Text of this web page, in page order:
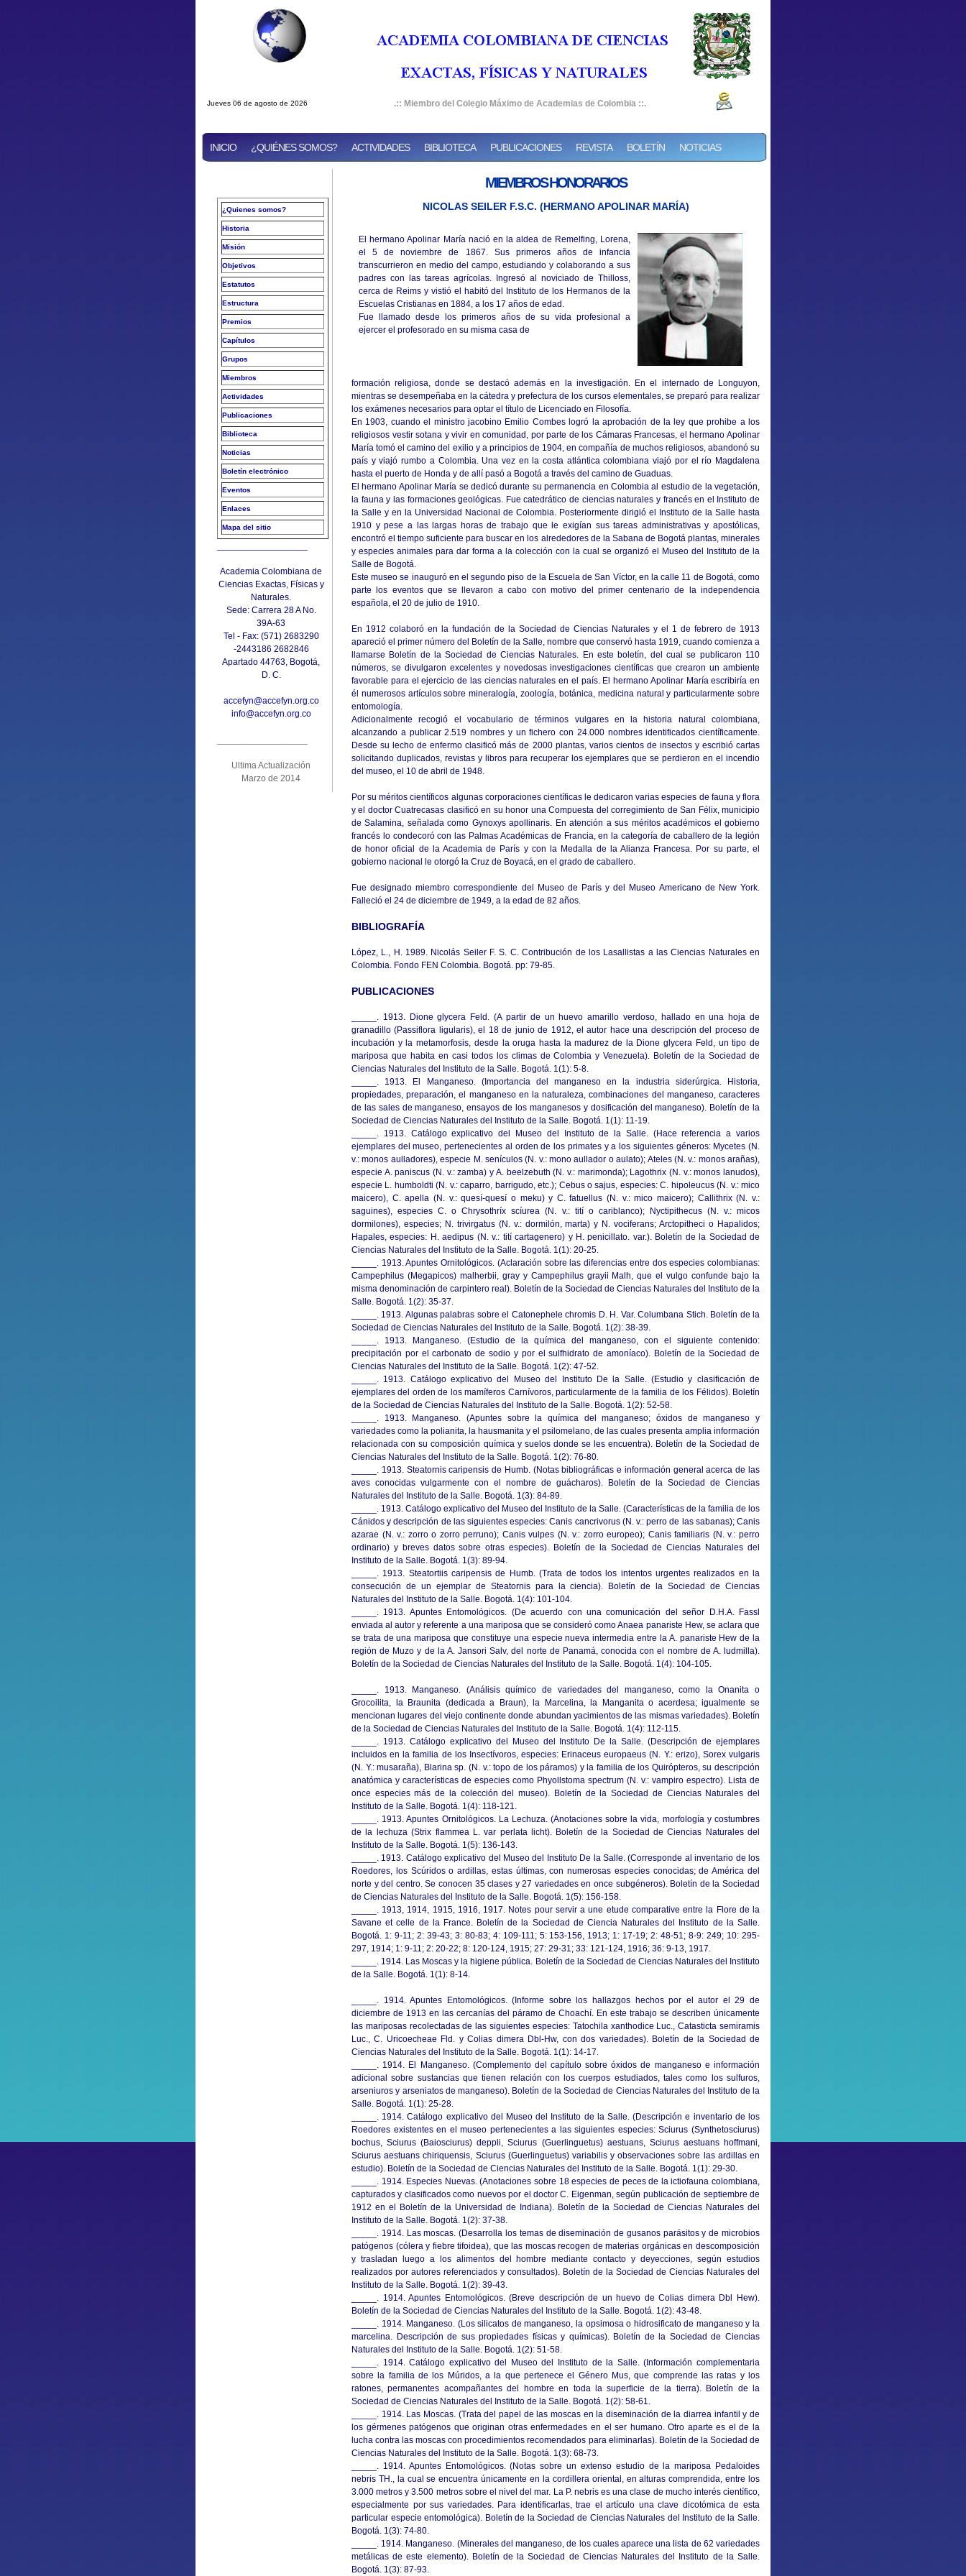
Jueves 06 de agosto de 2026 .:: Miembro del Colegio Máximo de Academias de Colombia ::.
INICIO ¿QUIÉNES SOMOS? ACTIVIDADES BIBLIOTECA PUBLICACIONES REVISTA BOLETÍN NOTICIAS
MIEMBROS HONORARIOS
NICOLAS SEILER F.S.C. (HERMANO APOLINAR MARÍA)
El hermano Apolinar María nació en la aldea de Remelfing, Lorena,
el 5 de noviembre de 1867. Sus primeros años de infancia
transcurrieron en medio del campo, estudiando y colaborando a sus
padres con las tareas agrícolas. Ingresó al noviciado de Thilloss,
cerca de Reims y vistió el habitó del Instituto de los Hermanos de la
Escuelas Cristianas en 1884, a los 17 años de edad.
Fue llamado desde los primeros años de su vida profesional a
ejercer el profesorado en su misma casa de
formación religiosa, donde se destacó además en la investigación. En el internado de Longuyon,
mientras se desempeñaba en la cátedra y prefectura de los cursos elementales, se preparó para realizar
los exámenes necesarios para optar el título de Licenciado en Filosofía.
En 1903, cuando el ministro jacobino Emilio Combes logró la aprobación de la ley que prohibe a los
religiosos vestir sotana y vivir en comunidad, por parte de los Cámaras Francesas, el hermano Apolinar
María tomó el camino del exilio y a principios de 1904, en compañía de muchos religiosos, abandonó su
país y viajó rumbo a Colombia. Una vez en la costa atlántica colombiana viajó por el río Magdalena
hasta el puerto de Honda y de allí pasó a Bogotá a través del camino de Guaduas.
El hermano Apolinar María se dedicó durante su permanencia en Colombia al estudio de la vegetación,
la fauna y las formaciones geológicas. Fue catedrático de ciencias naturales y francés en el Instituto de
la Salle y en la Universidad Nacional de Colombia. Posteriormente dirigió el Instituto de la Salle hasta
1910 y pese a las largas horas de trabajo que le exigían sus tareas administrativas y apostólicas,
encontró el tiempo suficiente para buscar en los alrededores de la Sabana de Bogotá plantas, minerales
y especies animales para dar forma a la colección con la cual se organizó el Museo del Instituto de la
Salle de Bogotá.
Este museo se inauguró en el segundo piso de la Escuela de San Víctor, en la calle 11 de Bogotá, como
parte los eventos que se llevaron a cabo con motivo del primer centenario de la independencia
española, el 20 de julio de 1910.
En 1912 colaboró en la fundación de la Sociedad de Ciencias Naturales y el 1 de febrero de 1913
apareció el primer número del Boletín de la Salle, nombre que conservó hasta 1919, cuando comienza a
llamarse Boletín de la Sociedad de Ciencias Naturales. En este boletín, del cual se publicaron 110
números, se divulgaron excelentes y novedosas investigaciones científicas que crearon un ambiente
favorable para el ejercicio de las ciencias naturales en el país. El hermano Apolinar María escribiría en
él numerosos artículos sobre mineralogía, zoología, botánica, medicina natural y particularmente sobre
entomología.
Adicionalmente recogió el vocabulario de términos vulgares en la historia natural colombiana,
alcanzando a publicar 2.519 nombres y un fichero con 24.000 nombres identificados científicamente.
Desde su lecho de enfermo clasificó más de 2000 plantas, varios cientos de insectos y escribió cartas
solicitando duplicados, revistas y libros para recuperar los ejemplares que se perdieron en el incendio
del museo, el 10 de abril de 1948.
Por su méritos científicos algunas corporaciones científicas le dedicaron varias especies de fauna y flora
y el doctor Cuatrecasas clasificó en su honor una Compuesta del corregimiento de San Félix, municipio
de Salamina, señalada como Gynoxys apollinaris. En atención a sus méritos académicos el gobierno
francés lo condecoró con las Palmas Académicas de Francia, en la categoría de caballero de la legión
de honor oficial de la Academia de París y con la Medalla de la Alianza Francesa. Por su parte, el
gobierno nacional le otorgó la Cruz de Boyacá, en el grado de caballero.
Fue designado miembro correspondiente del Museo de París y del Museo Americano de New York.
Falleció el 24 de diciembre de 1949, a la edad de 82 años.
BIBLIOGRAFÍA
López, L., H. 1989. Nicolás Seiler F. S. C. Contribución de los Lasallistas a las Ciencias Naturales en
Colombia. Fondo FEN Colombia. Bogotá. pp: 79-85.
PUBLICACIONES
_____. 1913. Dione glycera Feld. (A partir de un huevo amarillo verdoso, hallado en una hoja de
granadillo (Passiflora ligularis), el 18 de junio de 1912, el autor hace una descripción del proceso de
incubación y la metamorfosis, desde la oruga hasta la madurez de la Dione glycera Feld, un tipo de
mariposa que habita en casi todos los climas de Colombia y Venezuela). Boletín de la Sociedad de
Ciencias Naturales del Instituto de la Salle. Bogotá. 1(1): 5-8.
_____. 1913. El Manganeso. (Importancia del manganeso en la industria siderúrgica. Historia,
propiedades, preparación, el manganeso en la naturaleza, combinaciones del manganeso, caracteres
de las sales de manganeso, ensayos de los manganesos y dosificación del manganeso). Boletín de la
Sociedad de Ciencias Naturales del Instituto de la Salle. Bogotá. 1(1): 11-19.
_____. 1913. Catálogo explicativo del Museo del Instituto de la Salle. (Hace referencia a varios
ejemplares del museo, pertenecientes al orden de los primates y a los siguientes géneros: Mycetes (N.
v.: monos aulladores), especie M. senículos (N. v.: mono aullador o aulato); Ateles (N. v.: monos arañas),
especie A. paniscus (N. v.: zamba) y A. beelzebuth (N. v.: marimonda); Lagothrix (N. v.: monos lanudos),
especie L. humboldti (N. v.: caparro, barrigudo, etc.); Cebus o sajus, especies: C. hipoleucus (N. v.: mico
maicero), C. apella (N. v.: quesí-quesí o meku) y C. fatuellus (N. v.: mico maicero); Callithrix (N. v.:
saguines), especies C. o Chrysothríx scíurea (N. v.: tití o cariblanco); Nyctipithecus (N. v.: micos
dormilones), especies; N. trivirgatus (N. v.: dormilón, marta) y N. vociferans; Arctopitheci o Hapalidos;
Hapales, especies: H. aedipus (N. v.: tití cartagenero) y H. penicillato. var.). Boletín de la Sociedad de
Ciencias Naturales del Instituto de la Salle. Bogotá. 1(1): 20-25.
_____. 1913. Apuntes Ornitológicos. (Aclaración sobre las diferencias entre dos especies colombianas:
Campephilus (Megapicos) malherbii, gray y Campephilus grayii Malh, que el vulgo confunde bajo la
misma denominación de carpintero real). Boletín de la Sociedad de Ciencias Naturales del Instituto de la
Salle. Bogotá. 1(2): 35-37.
_____. 1913. Algunas palabras sobre el Catonephele chromis D. H. Var. Columbana Stich. Boletín de la
Sociedad de Ciencias Naturales del Instituto de la Salle. Bogotá. 1(2): 38-39.
_____. 1913. Manganeso. (Estudio de la química del manganeso, con el siguiente contenido:
precipitación por el carbonato de sodio y por el sulfhidrato de amoníaco). Boletín de la Sociedad de
Ciencias Naturales del Instituto de la Salle. Bogotá. 1(2): 47-52.
_____. 1913. Catálogo explicativo del Museo del Instituto De la Salle. (Estudio y clasificación de
ejemplares del orden de los mamíferos Carnívoros, particularmente de la familia de los Félidos). Boletín
de la Sociedad de Ciencias Naturales del Instituto de la Salle. Bogotá. 1(2): 52-58.
_____. 1913. Manganeso. (Apuntes sobre la química del manganeso; óxidos de manganeso y
variedades como la polianita, la hausmanita y el psilomelano, de las cuales presenta amplia información
relacionada con su composición química y suelos donde se les encuentra). Boletín de la Sociedad de
Ciencias Naturales del Instituto de la Salle. Bogotá. 1(2): 76-80.
_____. 1913. Steatornis caripensis de Humb. (Notas bibliográficas e información general acerca de las
aves conocidas vulgarmente con el nombre de guácharos). Boletín de la Sociedad de Ciencias
Naturales del Instituto de la Salle. Bogotá. 1(3): 84-89.
_____. 1913. Catálogo explicativo del Museo del Instituto de la Salle. (Características de la familia de los
Cánidos y descripción de las siguientes especies: Canis cancrivorus (N. v.: perro de las sabanas); Canis
azarae (N. v.: zorro o zorro perruno); Canis vulpes (N. v.: zorro europeo); Canis familiaris (N. v.: perro
ordinario) y breves datos sobre otras especies). Boletín de la Sociedad de Ciencias Naturales del
Instituto de la Salle. Bogotá. 1(3): 89-94.
_____. 1913. Steatortiis caripensis de Humb. (Trata de todos los intentos urgentes realizados en la
consecución de un ejemplar de Steatornis para la ciencia). Boletín de la Sociedad de Ciencias
Naturales del Instituto de la Salle. Bogotá. 1(4): 101-104.
_____. 1913. Apuntes Entomológicos. (De acuerdo con una comunicación del señor D.H.A. Fassl
enviada al autor y referente a una mariposa que se consideró como Anaea panariste Hew, se aclara que
se trata de una mariposa que constituye una especie nueva intermedia entre la A. panariste Hew de la
región de Muzo y de la A. Jansori Salv, del norte de Panamá, conocida con el nombre de A. ludmilla).
Boletín de la Sociedad de Ciencias Naturales del Instituto de la Salle. Bogotá. 1(4): 104-105.
_____. 1913. Manganeso. (Análisis químico de variedades del manganeso, como la Onanita o
Grocoilita, la Braunita (dedicada a Braun), la Marcelina, la Manganita o acerdesa; igualmente se
mencionan lugares del viejo continente donde abundan yacimientos de las mismas variedades). Boletín
de la Sociedad de Ciencias Naturales del Instituto de la Salle. Bogotá. 1(4): 112-115.
_____. 1913. Catálogo explicativo del Museo del Instituto De la Salle. (Descripción de ejemplares
incluidos en la familia de los Insectívoros, especies: Erinaceus europaeus (N. Y.: erizo), Sorex vulgaris
(N. Y.: musaraña), Blarina sp. (N. v.: topo de los páramos) y la familia de los Quirópteros, su descripción
anatómica y características de especies como Phyollstoma spectrum (N. v.: vampiro espectro). Lista de
once especies más de la colección del museo). Boletín de la Sociedad de Ciencias Naturales del
Instituto de la Salle. Bogotá. 1(4): 118-121.
_____. 1913. Apuntes Ornitológicos. La Lechuza. (Anotaciones sobre la vida, morfología y costumbres
de la lechuza (Strix flammea L. var perlata licht). Boletín de la Sociedad de Ciencias Naturales del
Instituto de la Salle. Bogotá. 1(5): 136-143.
_____. 1913. Catálogo explicativo del Museo del Instituto De la Salle. (Corresponde al inventario de los
Roedores, los Scúridos o ardillas, estas últimas, con numerosas especies conocidas; de América del
norte y del centro. Se conocen 35 clases y 27 variedades en once subgéneros). Boletín de la Sociedad
de Ciencias Naturales del Instituto de la Salle. Bogotá. 1(5): 156-158.
_____. 1913, 1914, 1915, 1916, 1917. Notes pour servir a une etude comparative entre la Flore de la
Savane et celle de la France. Boletín de la Sociedad de Ciencia Naturales del Instituto de la Salle.
Bogotá. 1: 9-11; 2: 39-43; 3: 80-83; 4: 109-111; 5: 153-156, 1913; 1: 17-19; 2: 48-51; 8-9: 249; 10: 295-
297, 1914; 1: 9-11; 2: 20-22; 8: 120-124, 1915; 27: 29-31; 33: 121-124, 1916; 36: 9-13, 1917.
_____. 1914. Las Moscas y la higiene pública. Boletín de la Sociedad de Ciencias Naturales del Instituto
de la Salle. Bogotá. 1(1): 8-14.
_____. 1914. Apuntes Entomológicos. (Informe sobre los hallazgos hechos por el autor el 29 de
diciembre de 1913 en las cercanías del páramo de Choachí. En este trabajo se describen únicamente
las mariposas recolectadas de las siguientes especies: Tatochila xanthodice Luc., Catasticta semiramis
Luc., C. Uricoecheae Fld. y Colias dimera Dbl-Hw, con dos variedades). Boletín de la Sociedad de
Ciencias Naturales del Instituto de la Salle. Bogotá. 1(1): 14-17.
_____. 1914. El Manganeso. (Complemento del capítulo sobre óxidos de manganeso e información
adicional sobre sustancias que tienen relación con los cuerpos estudiados, tales como los sulfuros,
arseniuros y arseniatos de manganeso). Boletín de la Sociedad de Ciencias Naturales del Instituto de la
Salle. Bogotá. 1(1): 25-28.
_____. 1914. Catálogo explicativo del Museo del Instituto de la Salle. (Descripción e inventario de los
Roedores existentes en el museo pertenecientes a las siguientes especies: Sciurus (Synthetosciurus)
bochus, Sciurus (Baiosciurus) deppli, Sciurus (Guerlinguetus) aestuans, Sciurus aestuans hoffmani,
Sciurus aestuans chiriquensis, Sciurus (Guerlinguetus) variabilis y observaciones sobre las ardillas en
estudio). Boletín de la Sociedad de Ciencias Naturales del Instituto de la Salle. Bogotá. 1(1): 29-30.
_____. 1914. Especies Nuevas. (Anotaciones sobre 18 especies de peces de la ictiofauna colombiana,
capturados y clasificados como nuevos por el doctor C. Eigenman, según publicación de septiembre de
1912 en el Boletín de la Universidad de Indiana). Boletín de la Sociedad de Ciencias Naturales del
Instituto de la Salle. Bogotá. 1(2): 37-38.
_____. 1914. Las moscas. (Desarrolla los temas de diseminación de gusanos parásitos y de microbios
patógenos (cólera y fiebre tifoidea), que las moscas recogen de materias orgánicas en descomposición
y trasladan luego a los alimentos del hombre mediante contacto y deyecciones, según estudios
realizados por autores referenciados y consultados). Boletín de la Sociedad de Ciencias Naturales del
Instituto de la Salle. Bogotá. 1(2): 39-43.
_____. 1914. Apuntes Entomológicos. (Breve descripción de un huevo de Colias dimera Dbl Hew).
Boletín de la Sociedad de Ciencias Naturales del Instituto de la Salle. Bogotá. 1(2): 43-48.
_____. 1914. Manganeso. (Los silicatos de manganeso, la opsimosa o hidrosificato de manganeso y la
marcelina. Descripción de sus propiedades físicas y químicas). Boletín de la Sociedad de Ciencias
Naturales del Instituto de la Salle. Bogotá. 1(2): 51-58.
_____. 1914. Catálogo explicativo del Museo del Instituto de la Salle. (Información complementaria
sobre la familia de los Múridos, a la que pertenece el Género Mus, que comprende las ratas y los
ratones, permanentes acompañantes del hombre en toda la superficie de la tierra). Boletín de la
Sociedad de Ciencias Naturales del Instituto de la Salle. Bogotá. 1(2): 58-61.
_____. 1914. Las Moscas. (Trata del papel de las moscas en la diseminación de la diarrea infantil y de
los gérmenes patógenos que originan otras enfermedades en el ser humano. Otro aparte es el de la
lucha contra las moscas con procedimientos recomendados para eliminarlas). Boletín de la Sociedad de
Ciencias Naturales del Instituto de la Salle. Bogotá. 1(3): 68-73.
_____. 1914. Apuntes Entomológicos. (Notas sobre un extenso estudio de la mariposa Pedaloides
nebris TH., la cual se encuentra únicamente en la cordillera oriental, en alturas comprendida, entre los
3.000 metros y 3.500 metros sobre el nivel del mar. La P. nebris es una clase de mucho interés científico,
especialmente por sus variedades. Para identificarlas, trae el artículo una clave dicotómica de esta
particular especie entomológica). Boletín de la Sociedad de Ciencias Naturales del Instituto de la Salle.
Bogotá. 1(3): 74-80.
_____. 1914. Manganeso. (Minerales del manganeso, de los cuales aparece una lista de 62 variedades
metálicas de este elemento). Boletín de la Sociedad de Ciencias Naturales del Instituto de la Salle.
Bogotá. 1(3): 87-93.
¿Quienes somos?
Historia
Misión
Objetivos
Estatutos
Estructura
Premios
Capítulos
Grupos
Miembros
Actividades
Publicaciones
Biblioteca
Noticias
Boletín electrónico
Eventos
Enlaces
Mapa del sitio
Academia Colombiana de
Ciencias Exactas, Físicas y
Naturales.
Sede: Carrera 28 A No.
39A-63
Tel - Fax: (571) 2683290
-2443186 2682846
Apartado 44763, Bogotá,
D. C.
accefyn@accefyn.org.co
info@accefyn.org.co
Ultima Actualización
Marzo de 2014